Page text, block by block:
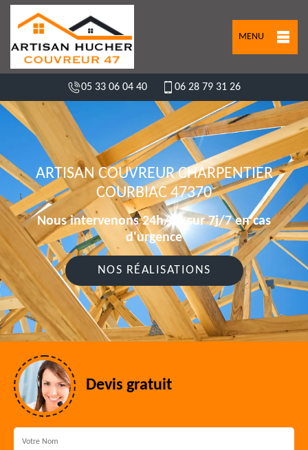
MENU
05 33 06 04 40 06 28 79 31 26
ARTISAN COUVREUR CHARPENTIER
COURBIAC 47370
Nous intervenons 24h/24 sur 7j/7 en cas
d'urgence
NOS RÉALISATIONS
Devis gratuit